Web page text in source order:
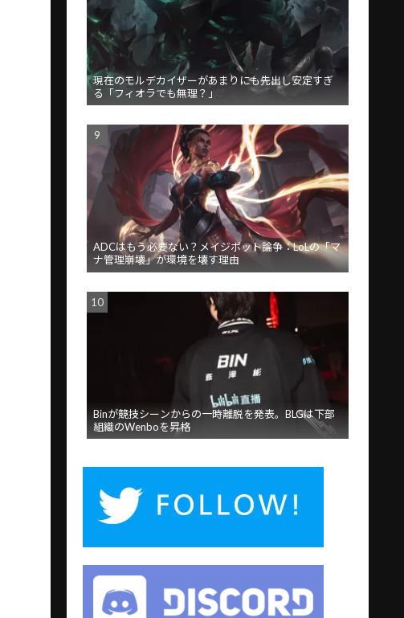
現在のモルデカイザーがあまりにも先出し安定すぎ
る「フィオラでも無理？」
ADCはもう必要ない？メイジボット論争：LoLの「マ
ナ管理崩壊」が環境を壊す理由
Binが競技シーンからの一時離脱を発表。BLGは下部
組織のWenboを昇格